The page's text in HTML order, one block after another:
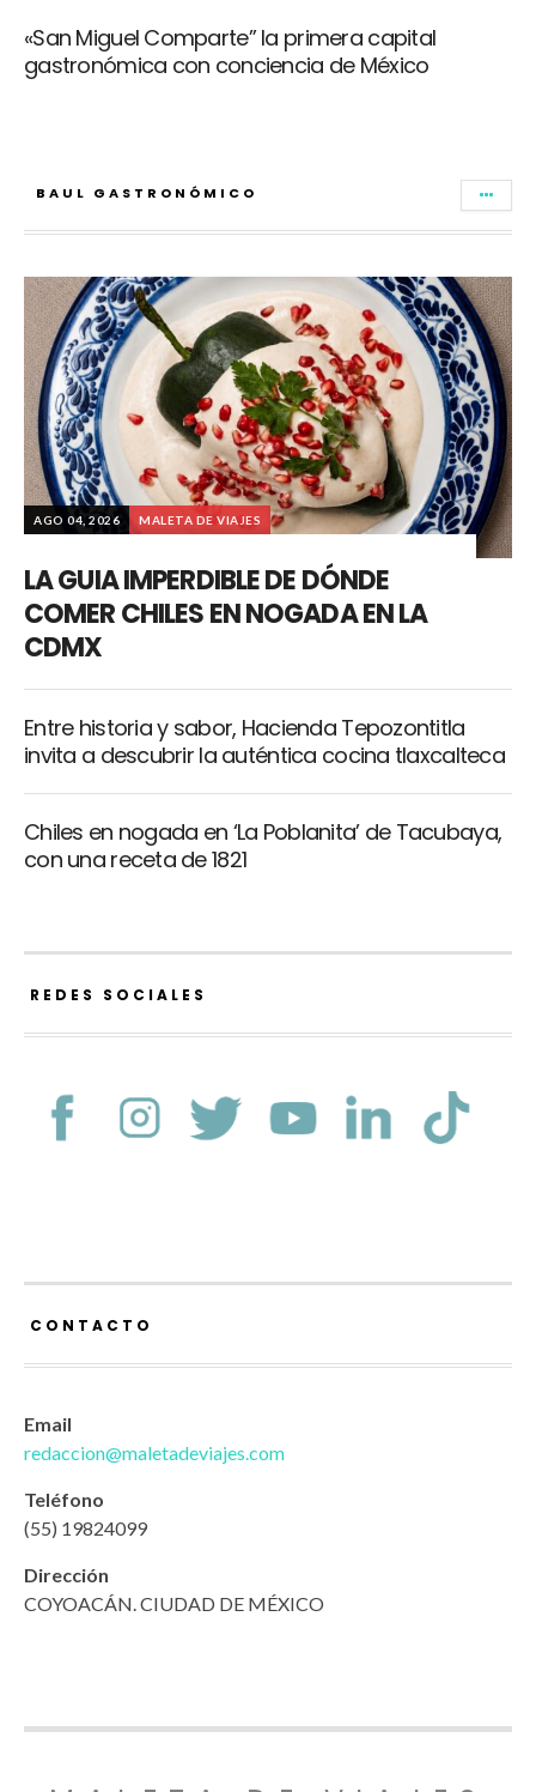
«San Miguel Comparte” la primera capital
gastronómica con conciencia de México
BAUL GASTRONÓMICO
AGO 04, 2026 MALETA DE VIAJES
LA GUIA IMPERDIBLE DE DÓNDE
COMER CHILES EN NOGADA EN LA
CDMX
Entre historia y sabor, Hacienda Tepozontitla
invita a descubrir la auténtica cocina tlaxcalteca
Chiles en nogada en ‘La Poblanita’ de Tacubaya,
con una receta de 1821
REDES SOCIALES
CONTACTO
Email
redaccion@maletadeviajes.com
Teléfono
(55) 19824099
Dirección
COYOACÁN. CIUDAD DE MÉXICO